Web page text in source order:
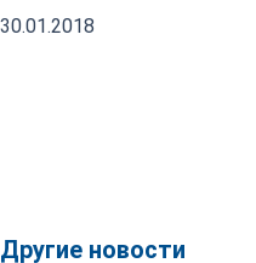
30.01.2018
Другие новости